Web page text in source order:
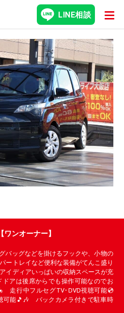
LINE相談
ンオーナー】
バッグなどを掛けるフックや、小物の
ートレイなど便利な装備がてんこ盛り
イディアいっぱいの収納スペースが充
アは後席からでも操作可能なのでお
走行中フルセグTV･DVD視聴可能💿
能🎵🎶 バックカメラ付きで駐車時